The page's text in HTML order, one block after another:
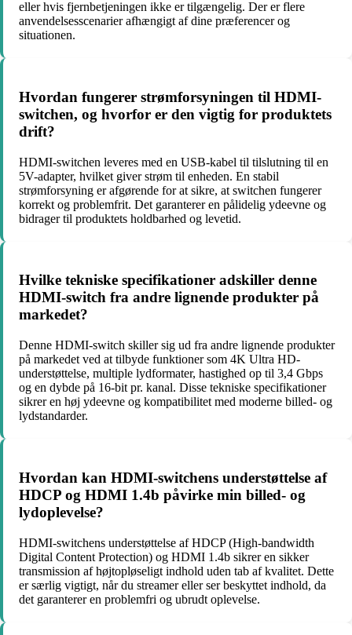
eller hvis fjernbetjeningen ikke er tilgængelig. Der er flere
anvendelsesscenarier afhængigt af dine præferencer og
situationen.
Hvordan fungerer strømforsyningen til HDMI-
switchen, og hvorfor er den vigtig for produktets
drift?
HDMI-switchen leveres med en USB-kabel til tilslutning til en
5V-adapter, hvilket giver strøm til enheden. En stabil
strømforsyning er afgørende for at sikre, at switchen fungerer
korrekt og problemfrit. Det garanterer en pålidelig ydeevne og
bidrager til produktets holdbarhed og levetid.
Hvilke tekniske specifikationer adskiller denne
HDMI-switch fra andre lignende produkter på
markedet?
Denne HDMI-switch skiller sig ud fra andre lignende produkter
på markedet ved at tilbyde funktioner som 4K Ultra HD-
understøttelse, multiple lydformater, hastighed op til 3,4 Gbps
og en dybde på 16-bit pr. kanal. Disse tekniske specifikationer
sikrer en høj ydeevne og kompatibilitet med moderne billed- og
lydstandarder.
Hvordan kan HDMI-switchens understøttelse af
HDCP og HDMI 1.4b påvirke min billed- og
lydoplevelse?
HDMI-switchens understøttelse af HDCP (High-bandwidth
Digital Content Protection) og HDMI 1.4b sikrer en sikker
transmission af højtopløseligt indhold uden tab af kvalitet. Dette
er særlig vigtigt, når du streamer eller ser beskyttet indhold, da
det garanterer en problemfri og ubrudt oplevelse.